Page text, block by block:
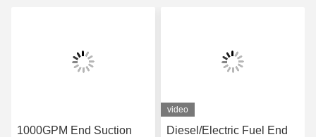
1000GPM End Suction
video
Diesel/Electric Fuel End